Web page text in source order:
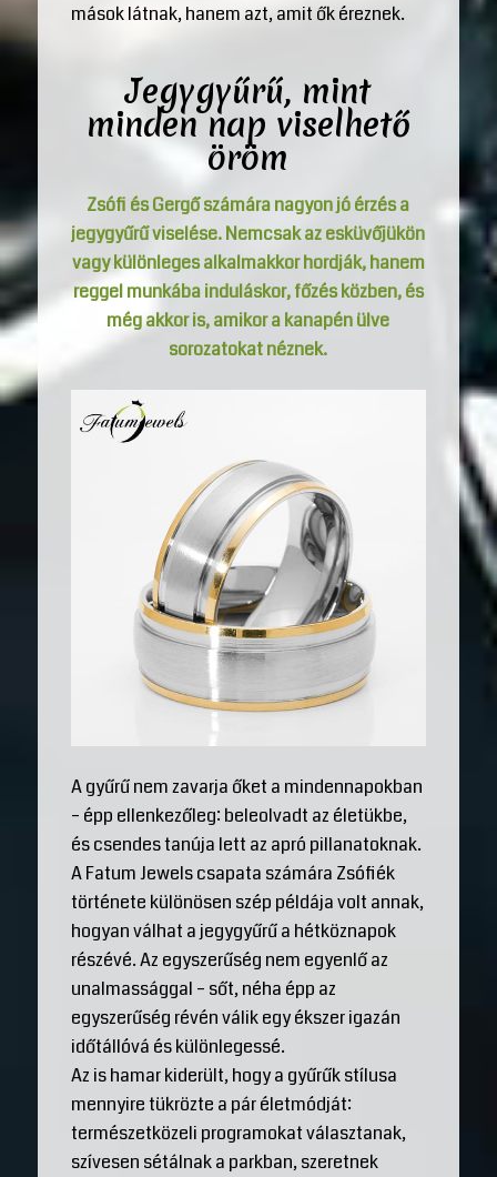
mások látnak, hanem azt, amit ők éreznek.
Jegygyűrű, mint
minden nap viselhető
öröm
Zsófi és Gergő számára nagyon jó érzés a
jegygyűrű viselése. Nemcsak az esküvőjükön
vagy különleges alkalmakkor hordják, hanem
reggel munkába induláskor, főzés közben, és
még akkor is, amikor a kanapén ülve
sorozatokat néznek.
A gyűrű nem zavarja őket a mindennapokban
– épp ellenkezőleg: beleolvadt az életükbe,
és csendes tanúja lett az apró pillanatoknak.
A Fatum Jewels csapata számára Zsófiék
története különösen szép példája volt annak,
hogyan válhat a jegygyűrű a hétköznapok
részévé. Az egyszerűség nem egyenlő az
unalmassággal – sőt, néha épp az
egyszerűség révén válik egy ékszer igazán
időtállóvá és különlegessé.
Az is hamar kiderült, hogy a gyűrűk stílusa
mennyire tükrözte a pár életmódját:
természetközeli programokat választanak,
szívesen sétálnak a parkban, szeretnek